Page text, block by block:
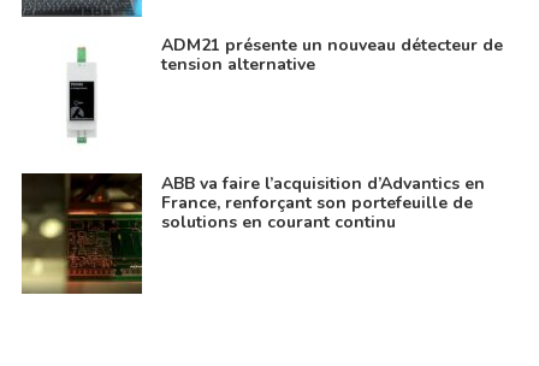
ADM21 présente un nouveau détecteur de
tension alternative
ABB va faire l’acquisition d’Advantics en
France, renforçant son portefeuille de
solutions en courant continu